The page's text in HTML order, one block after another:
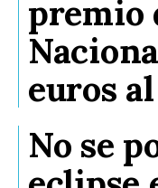
premio
euros
No se